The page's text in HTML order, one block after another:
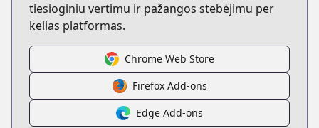
tiesioginiu vertimu ir pažangos stebėjimu per
kelias platformas.
Chrome Web Store
Firefox Add-ons
Edge Add-ons